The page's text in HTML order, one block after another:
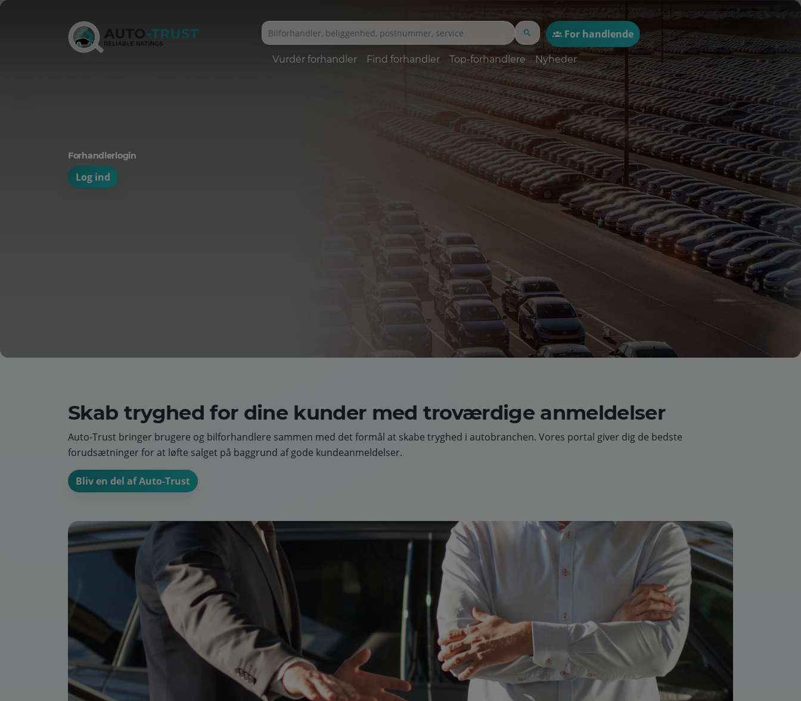
For handlende
Vurdér forhandler Find forhandler Top-forhandlere Nyheder
Forhandlerlogin
Log ind
Skab tryghed for dine kunder med troværdige anmeldelser
Auto-Trust bringer brugere og bilforhandlere sammen med det formål at skabe tryghed i autobranchen. Vores portal giver dig de bedste
forudsætninger for at løfte salget på baggrund af gode kundeanmeldelser.
Bliv en del af Auto-Trust